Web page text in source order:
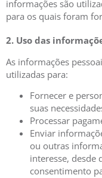
informações são
para os quais foram
2. Uso das
As informações
utilizadas para:
Fornecer e
suas
Processar
Enviar
ou outras
interesse, desde
consentimento